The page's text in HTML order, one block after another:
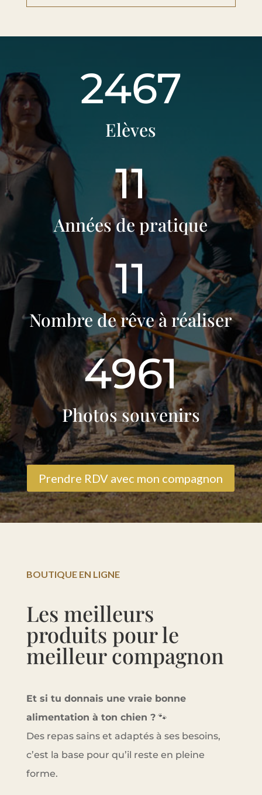
2467
Elèves
11
Années de pratique
11
Nombre de rêve à réaliser
4961
Photos souvenirs
Prendre RDV avec mon compagnon
BOUTIQUE EN LIGNE
Les meilleurs
produits pour le
meilleur compagnon
Et si tu donnais une vraie bonne
alimentation à ton chien ?🐾
Des repas sains et adaptés à ses besoins,
c’est la base pour qu’il reste en pleine
forme.